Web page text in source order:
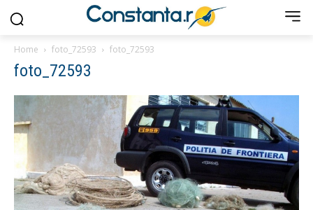
Home foto_72593 foto_72593
foto_72593